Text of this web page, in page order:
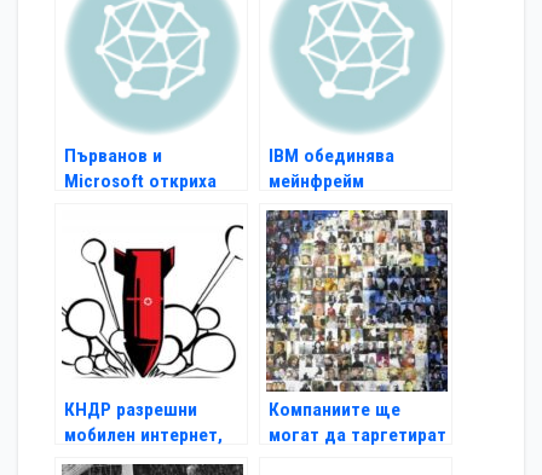
Първанов и
Microsoft откриха
IBM обединява
мейнфрейм
компютърни системи
с Windows
КНДР разрешни
мобилен интернет,
но само за чужденци
Компаниите ще
могат да таргетират